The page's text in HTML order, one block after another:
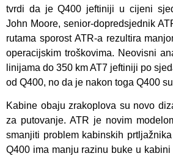
tvrdi da je Q400 jeftiniji u cijeni
John Moore, senior-dopredsjednik
rutama sporost ATR-a rezultira
operacijskim troškovima. Neovisni
linijama do 350 km AT7 jeftiniji po
od Q400, no da je nakon toga Q400
Kabine obaju zrakoplova su novo
za putovanje. ATR je novim
smanjiti problem kabinskih
Q400 ima manju razinu buke u